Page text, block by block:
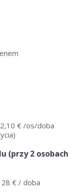
€ /os/doba
(przy 2 osobach
€ / doba